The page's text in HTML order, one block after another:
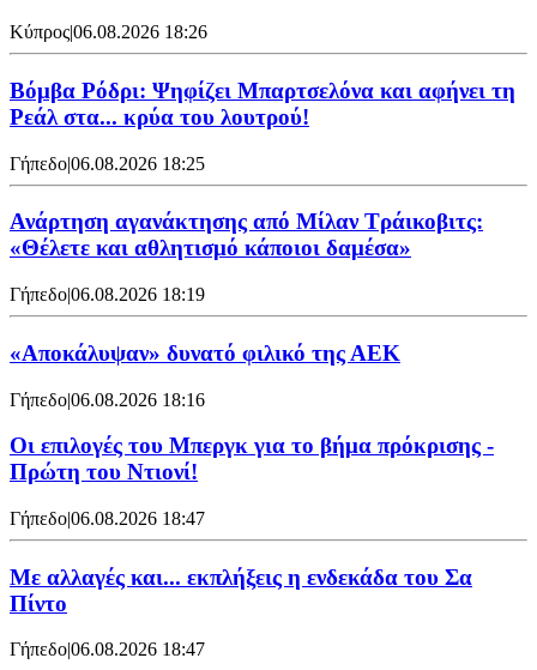
Κύπρος|06.08.2026 18:26
Βόμβα Ρόδρι: Ψηφίζει Μπαρτσελόνα και αφήνει τη
Ρεάλ στα... κρύα του λουτρού!
Γήπεδο|06.08.2026 18:25
Ανάρτηση αγανάκτησης από Μίλαν Τράικοβιτς:
«Θέλετε και αθλητισμό κάποιοι δαμέσα»
Γήπεδο|06.08.2026 18:19
«Αποκάλυψαν» δυνατό φιλικό της ΑΕΚ
Γήπεδο|06.08.2026 18:16
Οι επιλογές του Μπεργκ για το βήμα πρόκρισης -
Πρώτη του Ντιονί!
Γήπεδο|06.08.2026 18:47
Με αλλαγές και... εκπλήξεις η ενδεκάδα του Σα
Πίντο
Γήπεδο|06.08.2026 18:47